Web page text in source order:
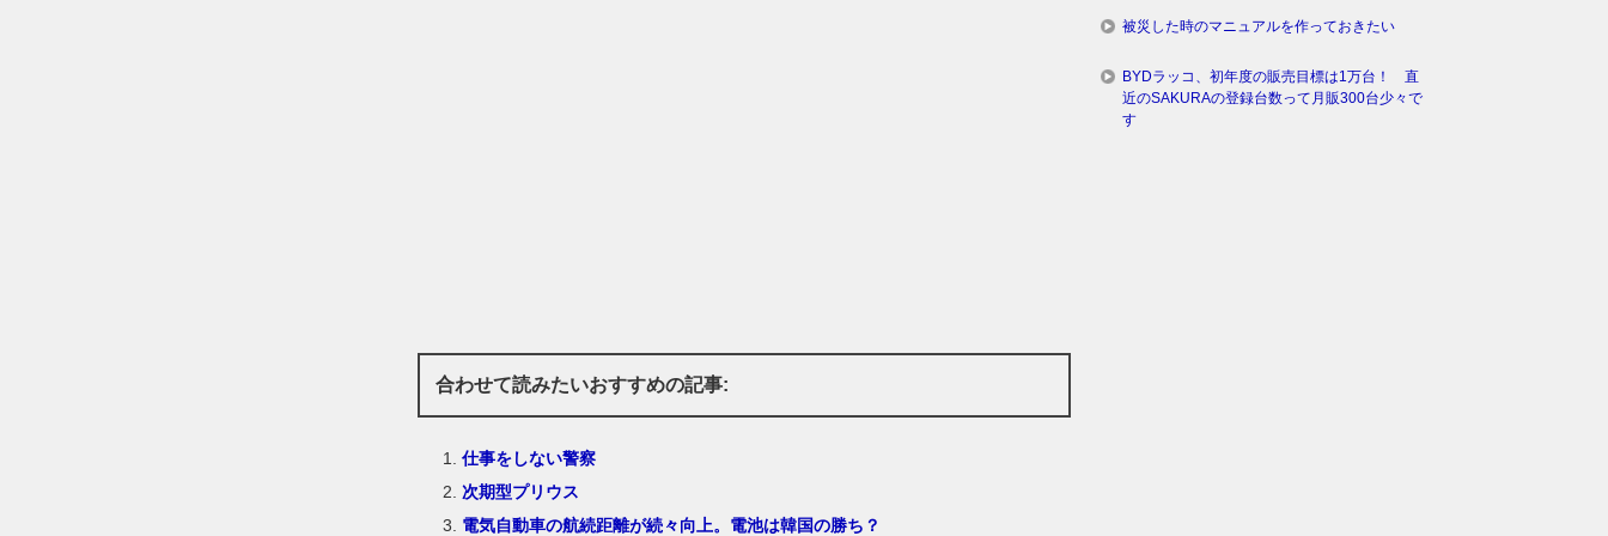
合わせて読みたいおすすめの記事:
仕事をしない警察
次期型プリウス
電気自動車の航続距離が続々向上。電池は韓国の勝ち？
被災した時のマニュアルを作っておきたい
BYDラッコ、初年度の販売目標は1万台！ 直
近のSAKURAの登録台数って月販300台少々で
す